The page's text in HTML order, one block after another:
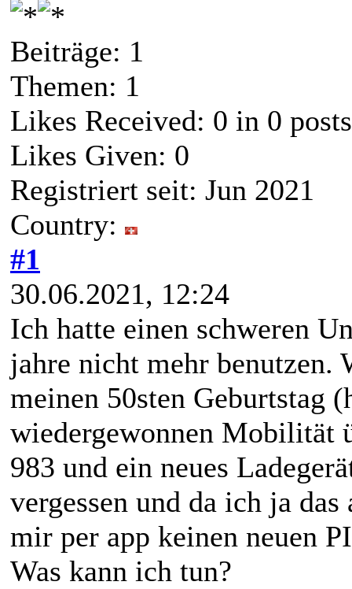
Beiträge: 1
Themen: 1
Likes Received: 0 in 0 posts
Likes Given: 0
Registriert seit: Jun 2021
Country:
#1
30.06.2021, 12:24
Ich hatte einen schweren
jahre nicht mehr benutzen.
meinen 50sten Geburtstag
wiedergewonnen Mobilität
983 und ein neues
vergessen und da ich ja
mir per app keinen neuen
Was kann ich tun?